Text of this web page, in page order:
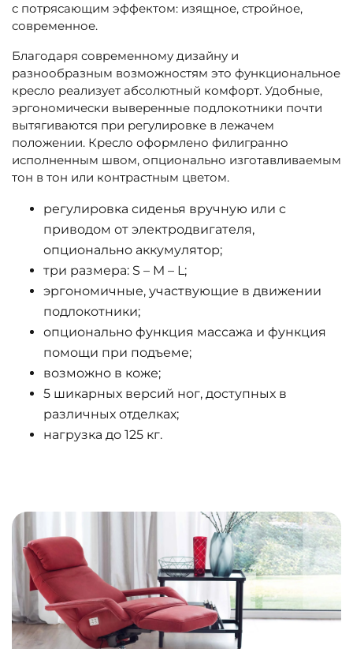
c потрясающим эффектом: изящное, стройное,
современное.
Благодаря современному дизайну и
разнообразным возможностям это функциональное
кресло реализует абсолютный комфорт. Удобные,
эргономически выверенные подлокотники почти
вытягиваются при регулировке в лежачем
положении. Кресло оформлено филигранно
исполненным швом, опционально изготавливаемым
тон в тон или контрастным цветом.
регулировка сиденья вручную или с
приводом от электродвигателя,
опционально аккумулятор;
три размера: S – M – L;
эргономичные, участвующие в движении
подлокотники;
опционально функция массажа и функция
помощи при подъеме;
возможно в коже;
5 шикарных версий ног, доступных в
различных отделках;
нагрузка до 125 кг.